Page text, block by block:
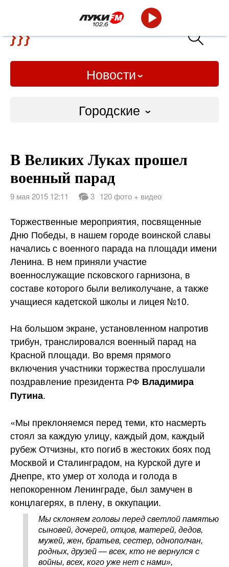
Новости
Городские
Слово Дело
Народные
В Великих Луках прошел
военный парад
9 мая 2015 12:11 3 120 фото + видео
Торжественные мероприятия, посвященные
Дню Победы, в нашем городе воинской славы
начались с военного парада на площади имени
Ленина. В нем приняли участие
военнослужащие псковского гарнизона, в
составе которого были великолучане, а также
учащиеся кадетской школы и лицея №10.
На большом экране, установленном напротив
трибун, транслировался военный парад на
Красной площади. Во время прямого
включения участники торжества прослушали
поздравление президента РФ Владимира
Путина.
«Мы преклоняемся перед теми, кто насмерть
стоял за каждую улицу, каждый дом, каждый
рубеж Отчизны, кто погиб в жестоких боях под
Москвой и Сталинградом, на Курской дуге и
Днепре, кто умер от холода и голода в
непокоренном Ленинграде, был замучен в
концлагерях, в плену, в оккупации.
Мы склоняем головы перед светлой памятью
сыновей, дочерей, отцов, матерей, дедов,
мужей, жен, братьев, сестер, однополчан,
родных, друзей — всех, кто не вернулся с
войны, всех, кого уже нет с нами»,